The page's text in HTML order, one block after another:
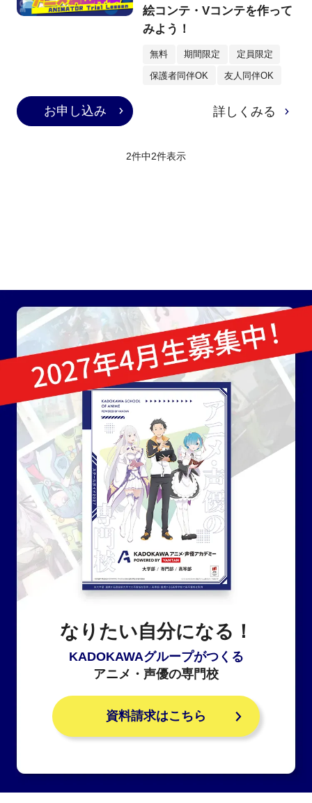
絵コンテ・Vコンテを作って
みよう！
無料 期間限定 定員限定
保護者同伴OK 友人同伴OK
お申し込み 詳しくみる
2件中2件表示
なりたい自分になる！
KADOKAWAグループがつくる
アニメ・声優の専門校
資料請求はこちら